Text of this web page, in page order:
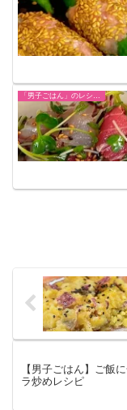
「男子ごはん」のレシピまとめ
【男子ごはん】ご飯
ラ炒めレシピ